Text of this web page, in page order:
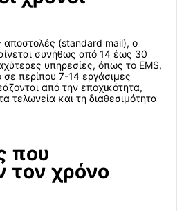
αποστολές (standard mail), ο
συνήθως από 14 έως 30
υπηρεσίες, όπως το EMS,
περίπου 7-14 εργάσιμες
από την εποχικότητα,
τελωνεία και τη διαθεσιμότητα
που
τον χρόνο